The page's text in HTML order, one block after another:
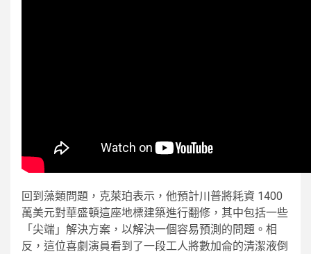
回到藻類問題，克萊珀表示，他預計川普將耗資 1400
萬美元對華盛頓這座地標建築進行翻修，其中包括一些
「尖端」解決方案，以解決一個容易預測的問題。相
反，這位喜劇演員看到了一段工人將數加侖的清潔液倒